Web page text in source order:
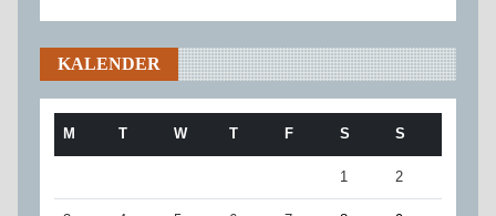
KALENDER
M T W T F S S
1 2